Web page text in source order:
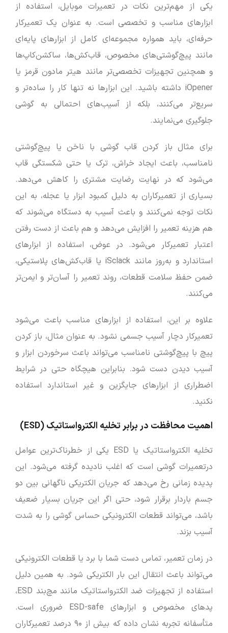
یکی از مهم‌ترین نکات در تعمیرات موبایل، استفاده از
ابزارهای مناسب و تخصصی است. به عنوان یک تعمیرکار
حرفه‌ای، باید همواره مجموعه‌ای کامل از ابزارهای پایه‌ای
مانند پیچ‌گوشتی‌های مخصوص، قاب‌کش‌ها، ساکشن‌کاپ‌ها
و همچنین تجهیزات تخصصی‌تر مانند هیتر مادون قرمز یا
iOpener داشته باشید. این ابزارها نه تنها کار را ساده‌تر و
سریع‌تر می‌کنند، بلکه از آسیب‌های احتمالی به گوشی
جلوگیری می‌نمایند.
برای مثال باز کردن قاب گوشی با ناخن یا پیچ‌گوشتی
نامناسب، باعث ایجاد خراش، ترک یا حتی شکستگی قاب
می‌شود که در نهایت رضایت مشتری را کاهش می‌دهد.
بسیاری از تعمیرکاران به دلیل کمبود ابزار یا عجله، به این
نکات توجه نمی‌کنند و باعث آسیب به دستگاه می‌شوند که
هم هزینه تعمیر را افزایش می‌دهد و هم باعث از دست رفتن
اعتبار تعمیرکار می‌شود. در عوض، استفاده از ابزارهای
استاندارد و به‌روز مانند iSclack یا قاب‌کش‌های پلاستیکی،
ضمن حفظ سلامت قطعات، روند تعمیر را آسان‌تر و ایمن‌تر
می‌کنند.
علاوه بر این، استفاده از ابزارهای مناسب باعث می‌شود
تعمیرکار دچار آسیب جسمی نشود. به عنوان مثال، باز کردن
پیچ با پیچ‌گوشتی نامناسب می‌تواند باعث سرخوردن ابزار و
آسیب دیدن دست شود. بنابراین هیچگاه حتی در شرایط
اضطراری از ابزارهای جایگزین و غیر استاندارد استفاده
نکنید.
اهمیت محافظت در برابر تخلیه الکترواستاتیک (ESD)
تخلیه الکترواستاتیک یا ESD یکی از خطرناک‌ترین عوامل
درتعمیرات گوشی است که اغلب نادیده گرفته می‌شود. این
پدیده زمانی رخ می‌دهد که جریان الکتریکی ناگهانی بین دو
جسم باردار برقرار شود، حتی اگر این جریان بسیار ضعیف
باشد، می‌تواند قطعات الکترونیکی حساس گوشی را به شدت
آسیب بزند.
در زمان تعمیر، تماس دست شما با برد یا قطعات الکترونیکی
می‌تواند باعث انتقال این بار الکتریکی شود. به همین دلیل
استفاده از تجهیزات ضد الکترواستاتیک مانند مچ‌بند ESD،
پدهای مخصوص و ابزارهای ESD-safe ضروری است.
متأسفانه تجربه نشان داده که بیش از ۹۰ درصد تعمیرکاران